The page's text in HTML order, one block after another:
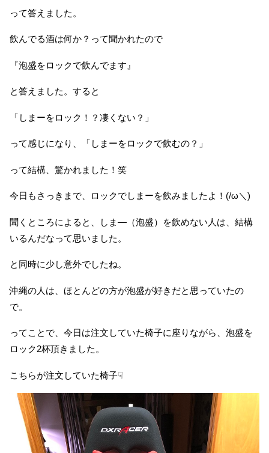
って答えました。
飲んでる酒は何か？って聞かれたので
『泡盛をロックで飲んでます』
と答えました。すると
「しまーをロック！？凄くない？」
って感じになり、「しまーをロックで飲むの？」
って結構、驚かれました！笑
今日もさっきまで、ロックでしまーを飲みましたよ！(/ω＼)
聞くところによると、しま―（泡盛）を飲めない人は、結構
いるんだなって思いました。
と同時に少し意外でしたね。
沖縄の人は、ほとんどの方が泡盛が好きだと思っていたの
で。
ってことで、今日は注文していた椅子に座りながら、泡盛を
ロック2杯頂きました。
こちらが注文していた椅子☟